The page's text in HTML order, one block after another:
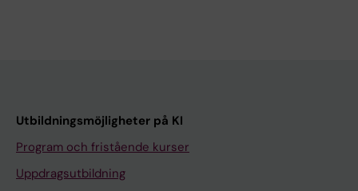
Utbildningsmöjligheter på KI
Program och fristående kurser
Uppdragsutbildning